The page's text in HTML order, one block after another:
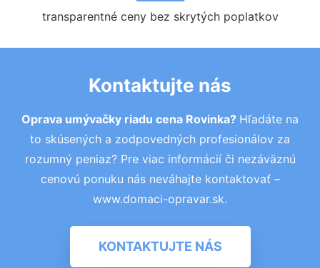
transparentné ceny bez skrytých poplatkov
Kontaktujte nás
Oprava umývačky riadu cena Rovinka? Hľadáte na
to skúsených a zodpovedných profesionálov za
rozumný peniaz? Pre viac informácií či nezáväznú
cenovú ponuku nás neváhajte kontaktovať –
www.domaci-opravar.sk.
KONTAKTUJTE NÁS